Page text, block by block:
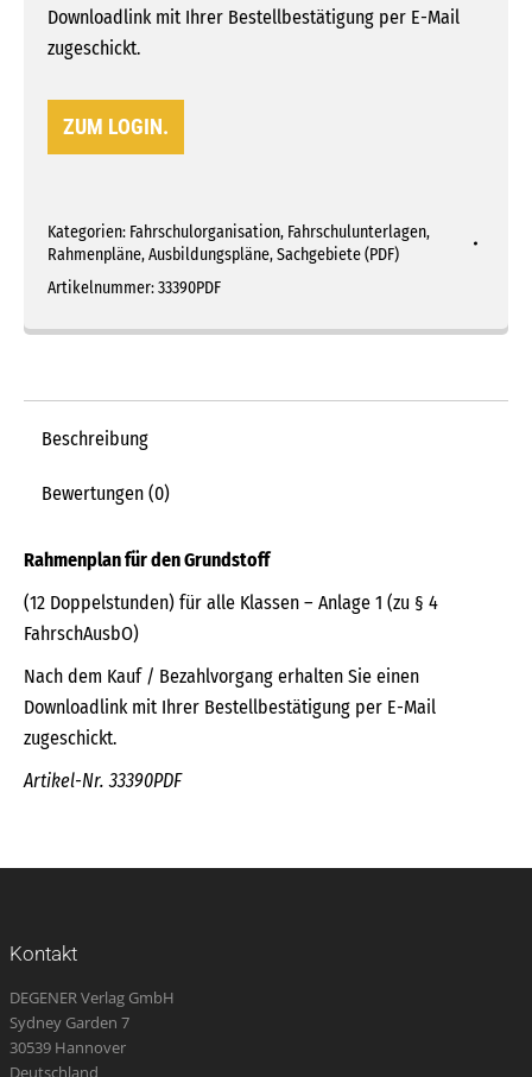
Downloadlink mit Ihrer Bestellbestätigung per E-Mail
zugeschickt.
ZUM LOGIN.
Kategorien: Fahrschulorganisation, Fahrschulunterlagen,
Rahmenpläne, Ausbildungspläne, Sachgebiete (PDF)
Artikelnummer:33390PDF
Beschreibung
Bewertungen (0)
Rahmenplan für den Grundstoff
(12 Doppelstunden) für alle Klassen – Anlage 1 (zu § 4
FahrschAusbO)
Nach dem Kauf / Bezahlvorgang erhalten Sie einen
Downloadlink mit Ihrer Bestellbestätigung per E-Mail
zugeschickt.
Artikel-Nr. 33390PDF
Kontakt
DEGENER Verlag GmbH
Sydney Garden 7
30539 Hannover
Deutschland